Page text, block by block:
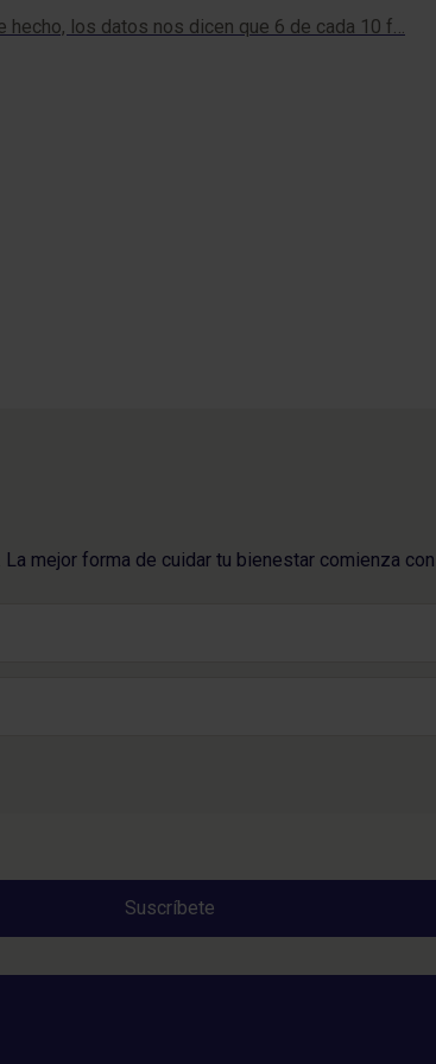
hecho, los datos nos dicen que 6 de cada 10 f…
mejor forma de cuidar tu bienestar comienza